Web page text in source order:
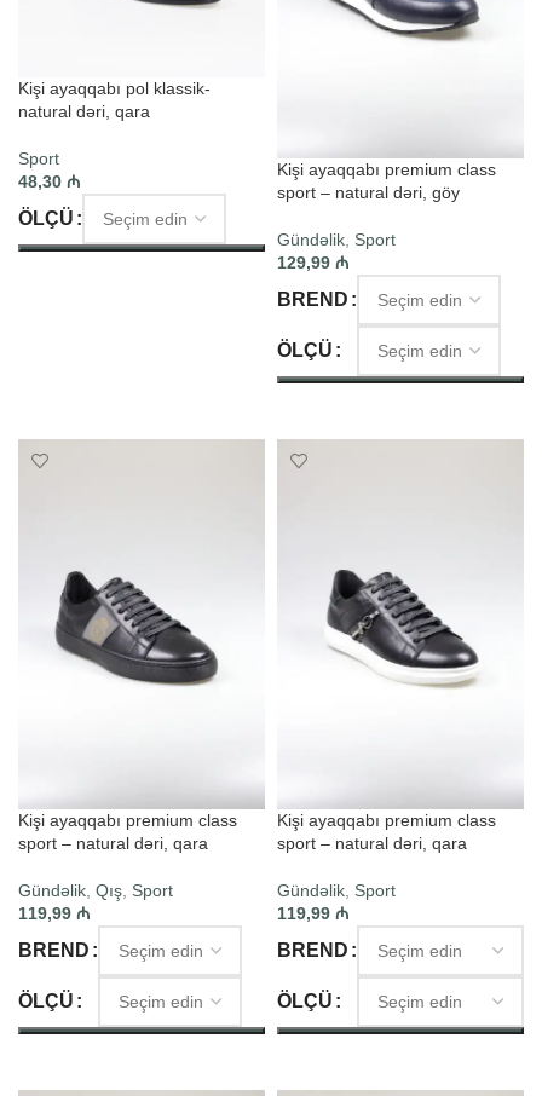
Kişi ayaqqabı pol klassik-
natural dəri, qara
Sport
48,30 ₼
ÖLÇÜ
Kişi ayaqqabı premium class
sport – natural dəri, göy
Gündəlik Sport
129,99 ₼
BREND
ÖLÇÜ
Kişi ayaqqabı premium class
sport – natural dəri, qara
Gündəlik Qış Sport
119,99 ₼
BREND
ÖLÇÜ
Kişi ayaqqabı premium class
sport – natural dəri, qara
Gündəlik Sport
119,99 ₼
BREND
ÖLÇÜ